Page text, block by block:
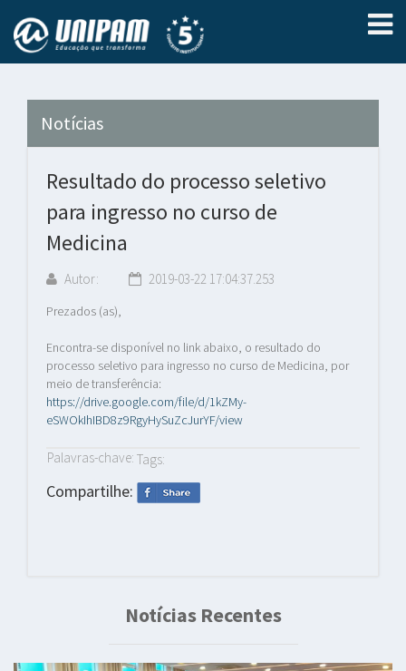
Notícias
Resultado do processo seletivo
para ingresso no curso de
Medicina
Autor: 2019-03-22 17:04:37.253
Prezados (as),
Encontra-se disponível no link abaixo, o resultado do
processo seletivo para ingresso no curso de Medicina, por
meio de transferência:
https://drive.google.com/file/d/1kZMy-
eSWOkIhIBD8z9RgyHySuZcJurYF/view
Palavras-chave: Tags:
Compartilhe:
Notícias Recentes